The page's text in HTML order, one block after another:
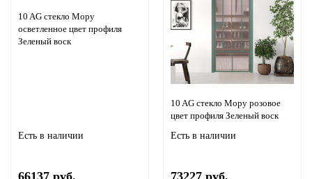
10 AG стекло Мору
осветленное цвет профиля
Зеленый воск
Есть в наличии
10 AG стекло Мору розовое
цвет профиля Зеленый воск
Есть в наличии